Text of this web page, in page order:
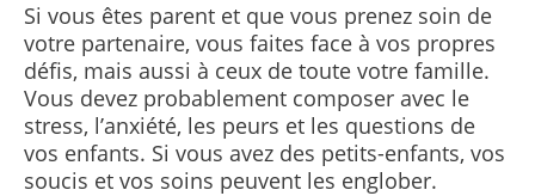
Si vous êtes parent et que vous prenez soin de
votre partenaire, vous faites face à vos propres
défis, mais aussi à ceux de toute votre famille.
Vous devez probablement composer avec le
stress, l’anxiété, les peurs et les questions de
vos enfants. Si vous avez des petits-enfants, vos
soucis et vos soins peuvent les englober.